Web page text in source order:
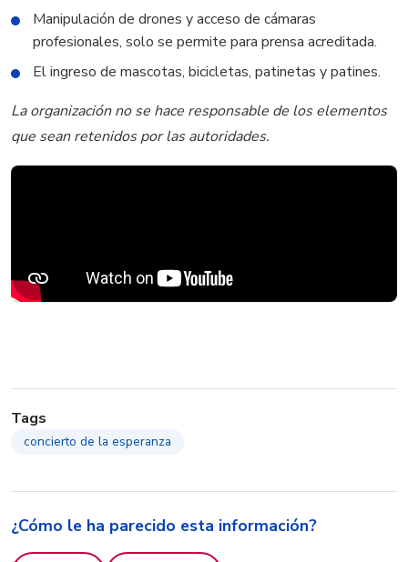
Manipulación de drones y acceso de cámaras
profesionales, solo se permite para prensa acreditada.
El ingreso de mascotas, bicicletas, patinetas y patines.
La organización no se hace responsable de los elementos
que sean retenidos por las autoridades.
Tags
concierto de la esperanza
¿Cómo le ha parecido esta información?